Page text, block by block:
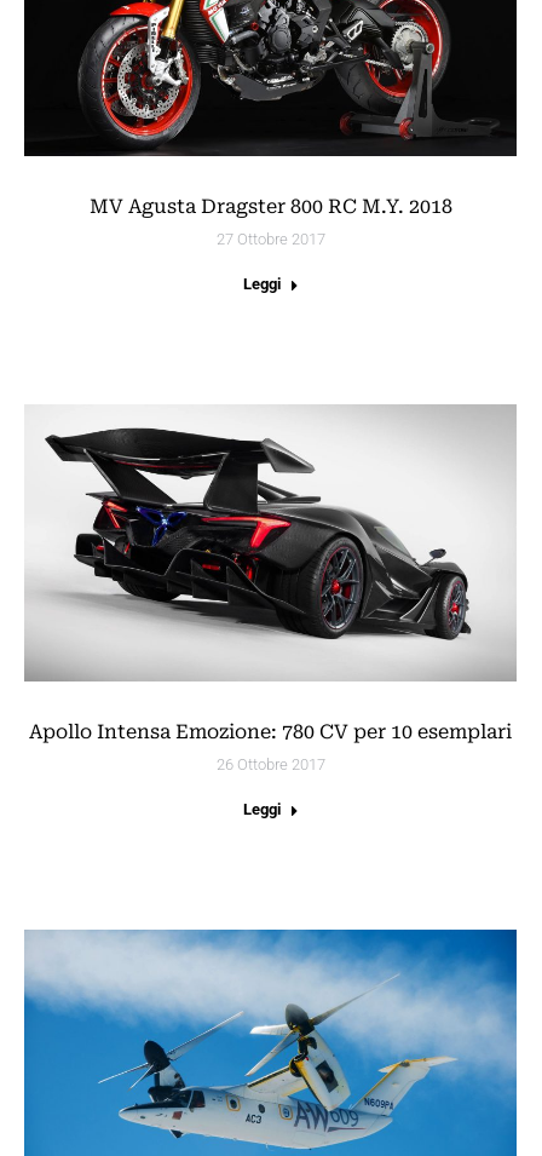
MV Agusta Dragster 800 RC M.Y. 2018
27 Ottobre 2017
Leggi
Apollo Intensa Emozione: 780 CV per 10 esemplari
26 Ottobre 2017
Leggi